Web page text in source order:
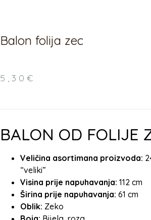
Balon folija zec
5,30 €
BALON OD FOLIJE
Veličina asortimana proizvoda:
“veliki”
Visina prije napuhavanja: 112 cm
Širina prije napuhavanja: 61 cm
Oblik: Zeko